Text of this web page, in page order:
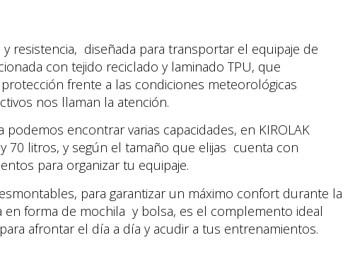
resistencia, diseñada para transportar el equipaje de
con tejido reciclado y laminado TPU, que
frente a las condiciones meteorológicas
nos llaman la atención.
encontrar varias capacidades, en KIROLAK
70 litros, y según el tamaño que elijas cuenta con
para organizar tu equipaje.
para garantizar un máximo confort durante la
forma de mochila y bolsa, es el complemento ideal
afrontar el día a día y acudir a tus entrenamientos.